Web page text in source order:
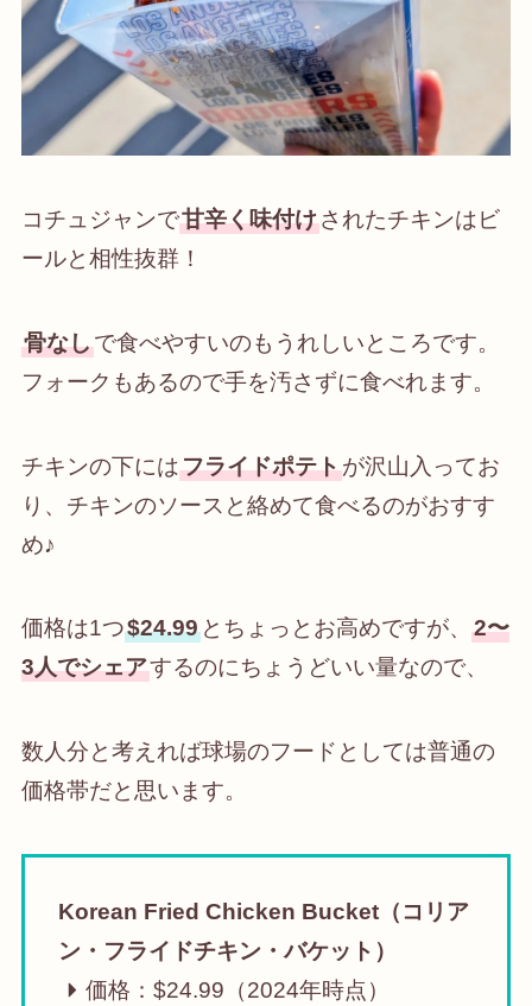
コチュジャンで甘辛く味付けされたチキンはビ
ールと相性抜群！
骨なしで食べやすいのもうれしいところです。
フォークもあるので手を汚さずに食べれます。
チキンの下にはフライドポテトが沢山入ってお
り、チキンのソースと絡めて食べるのがおすす
め♪
価格は1つ$24.99とちょっとお高めですが、 2〜
3人でシェアするのにちょうどいい量なので、
数人分と考えれば球場のフードとしては普通の
価格帯だと思います。
Korean Fried Chicken Bucket（コリア
ン・フライドチキン・バケット）
価格：$24.99（2024年時点）